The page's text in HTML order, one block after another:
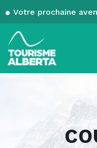
Votre prochaine